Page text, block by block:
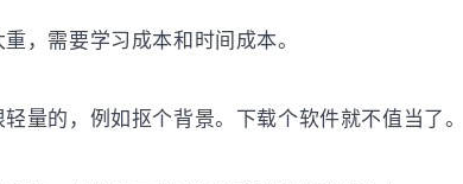
，需要学习成本和时间成本。
量的，例如抠个背景。下载个软件就不值当了。